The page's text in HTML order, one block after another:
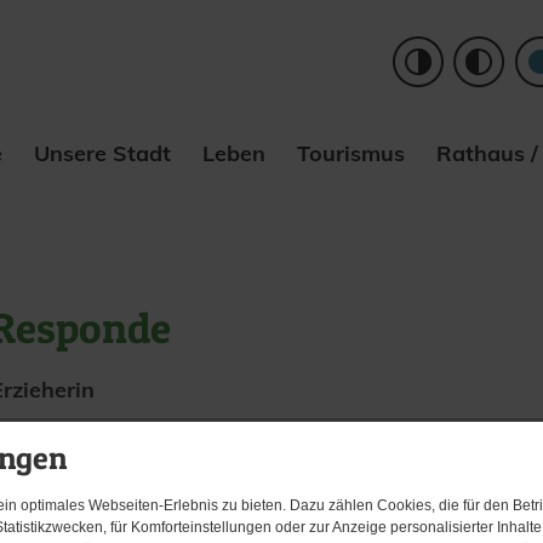
optimales Webseiten-Erlebnis zu bieten. Dazu zählen Cookies, die für den
für Komforteinstellungen oder zur Anzeige personalisierter
Unsere Stadt Leben Tourismus Rathaus